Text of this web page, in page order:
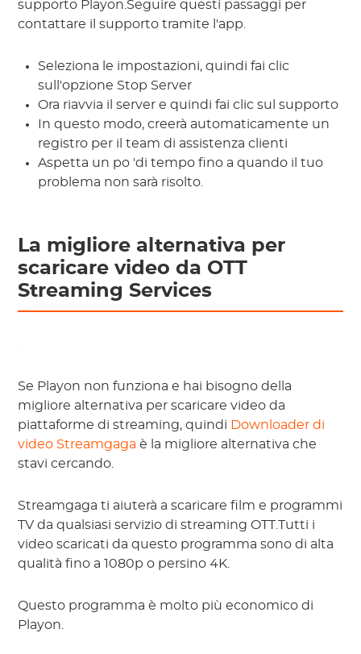
supporto Playon.Seguire questi passaggi per
contattare il supporto tramite l'app.
Seleziona le impostazioni, quindi fai clic
sull'opzione Stop Server
Ora riavvia il server e quindi fai clic sul supporto
In questo modo, creerà automaticamente un
registro per il team di assistenza clienti
Aspetta un po 'di tempo fino a quando il tuo
problema non sarà risolto.
La migliore alternativa per
scaricare video da OTT
Streaming Services
Se Playon non funziona e hai bisogno della
migliore alternativa per scaricare video da
piattaforme di streaming, quindi Downloader di
video Streamgagaè la migliore alternativa che
stavi cercando.
Streamgaga ti aiuterà a scaricare film e programmi
TV da qualsiasi servizio di streaming OTT.Tutti i
video scaricati da questo programma sono di alta
qualità fino a 1080p o persino 4K.
Questo programma è molto più economico di
Playon.